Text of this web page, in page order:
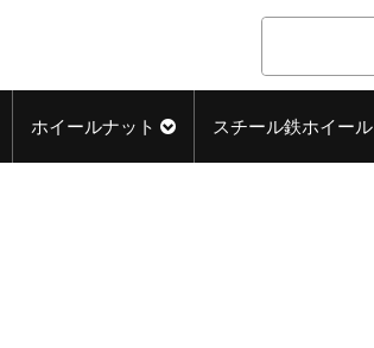
ホイールナット スチール鉄ホイール